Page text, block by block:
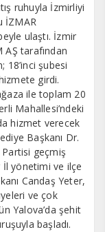
ruhuyla İzmirliyi
İZMAR
ulaştı. İzmir
tarafından
18’inci şubesi
girdi.
ile toplam 20
Mahallesi’ndeki
hizmet verecek
Başkanı Dr.
Partisi geçmiş
yönetimi ve ilçe
Candaş Yeter,
ve çok
Yalova’da şehit
başladı.